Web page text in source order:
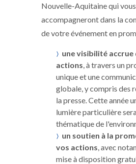
Nouvelle-Aquitaine qui vous
accompagneront dans la
de votre événement en
une visibilité accrue
actions , à travers un
unique et une
globale, y compris des
la presse. Cette année
lumière particulière
thématique de
un soutien à la
vos actions , avec
mise à disposition